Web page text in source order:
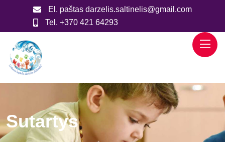
El. paštas darzelis.saltinelis@gmail.com
Tel. +370 421 64293
Sutartys